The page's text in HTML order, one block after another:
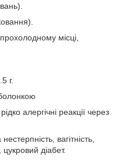
місці,
г.
алергічні реакції через
вагітність,
цукровий діабет.